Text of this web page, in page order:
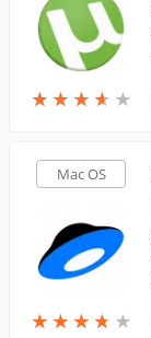
★ ★ ★ ★ ★
★ ★ ★ ★ ★
Mac OS
★ ★ ★ ★ ★
★ ★ ★ ★ ★